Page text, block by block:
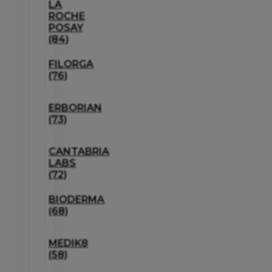
LA
ROCHE
POSAY
(84)
FILORGA
(76)
ERBORIAN
(73)
CANTABRIA
LABS
(72)
BIODERMA
(68)
MEDIK8
(58)